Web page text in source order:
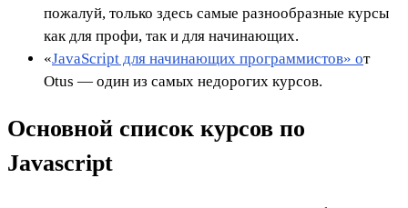
пожалуй, только здесь самые разнообразные курсы
как для профи, так и для начинающих.
«JavaScript для начинающих программистов» от
Otus — один из самых недорогих курсов.
Основной список курсов по
Javascript